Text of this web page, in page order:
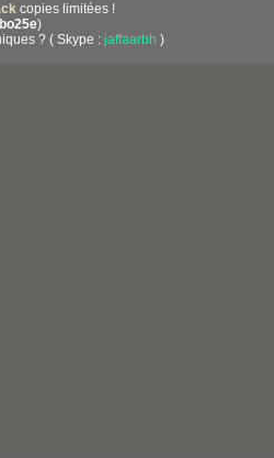
copies limitées !
)
? ( Skype : jaffaarbh )